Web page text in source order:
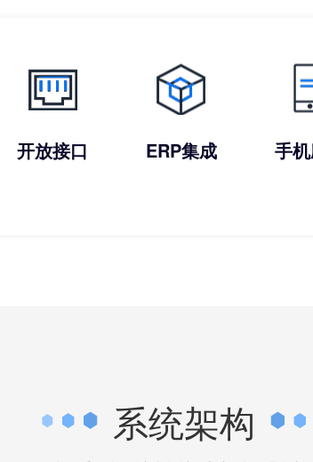
开放接口 ERP集成 手
系统架构